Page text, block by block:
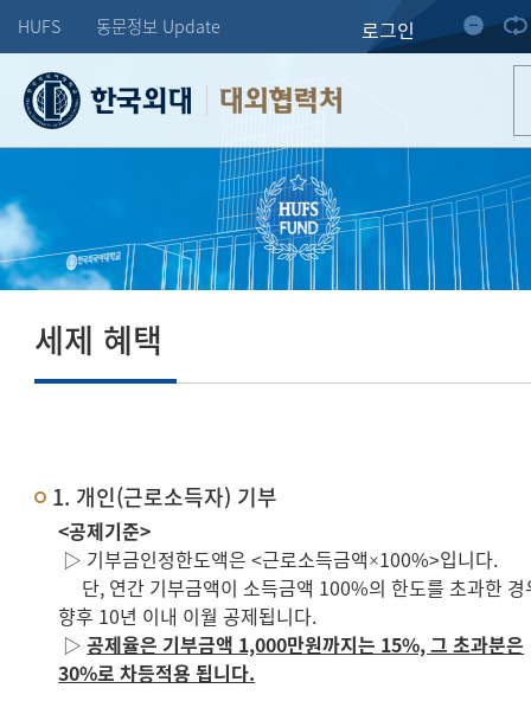
HUFS 동문정보 Update 로그인
대외협력처
세제 혜택
1. 개인(근로소득자) 기부
<공제기준>
▷ 기부금인정한도액은 <근로소득금액×100%>입니다.
단, 연간 기부금액이 소득금액 100%의 한도를 초과한 경
향후 10년 이내 이월 공제됩니다.
▷공제율은 기부금액 1,000만원까지는 15%, 그 초과분은
30%로 차등적용 됩니다.